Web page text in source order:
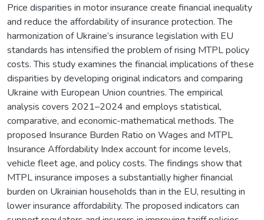
Price disparities in motor insurance create financial inequality
and reduce the affordability of insurance protection. The
harmonization of Ukraine’s insurance legislation with EU
standards has intensified the problem of rising MTPL policy
costs. This study examines the financial implications of these
disparities by developing original indicators and comparing
Ukraine with European Union countries. The empirical
analysis covers 2021–2024 and employs statistical,
comparative, and economic-mathematical methods. The
proposed Insurance Burden Ratio on Wages and MTPL
Insurance Affordability Index account for income levels,
vehicle fleet age, and policy costs. The findings show that
MTPL insurance imposes a substantially higher financial
burden on Ukrainian households than in the EU, resulting in
lower insurance affordability. The proposed indicators can